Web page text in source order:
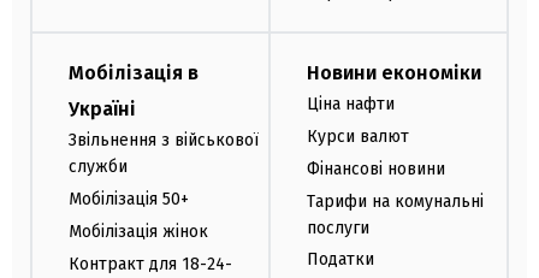
Мобілізація в
Україні
Звільнення з військової
служби
Мобілізація 50+
Мобілізація жінок
Контракт для 18-24-
Новини економіки
Ціна нафти
Курси валют
Фінансові новини
Тарифи на комунальні
послуги
Податки